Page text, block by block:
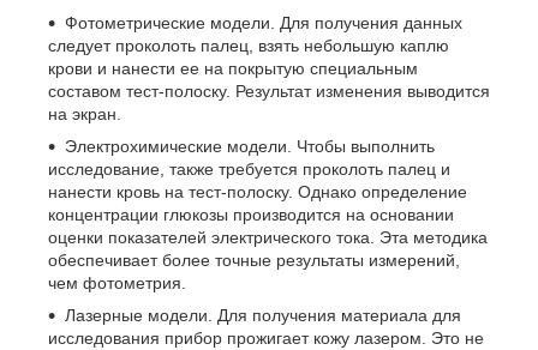
Фотометрические модели. Для получения данных
следует проколоть палец, взять небольшую каплю
крови и нанести ее на покрытую специальным
составом тест-полоску. Результат изменения выводится
на экран.
Электрохимические модели. Чтобы выполнить
исследование, также требуется проколоть палец и
нанести кровь на тест-полоску. Однако определение
концентрации глюкозы производится на основании
оценки показателей электрического тока. Эта методика
обеспечивает более точные результаты измерений,
чем фотометрия.
Лазерные модели. Для получения материала для
исследования прибор прожигает кожу лазером. Это не